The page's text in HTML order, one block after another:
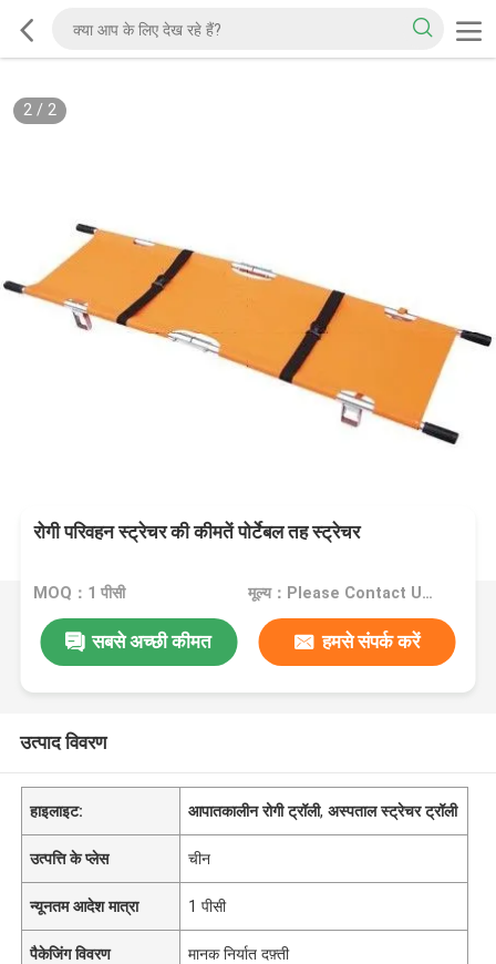
2/ 2
रोगी परिवहन स्ट्रेचर की कीमतें पोर्टेबल तह स्ट्रेचर
MOQ：1 पीसी मूल्य：Please Contact Us For The Price
सबसे अच्छी कीमत हमसे संपर्क करें
उत्पाद विवरण
हाइलाइट: आपातकालीन रोगी ट्रॉली,अस्पताल स्ट्रेचर ट्रॉली
उत्पत्ति के प्लेस चीन
न्यूनतम आदेश मात्रा 1 पीसी
पैकेजिंग विवरण मानक निर्यात दफ़्ती